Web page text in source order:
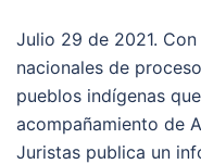
Julio 29 de 2021.
nacionales de
pueblos indígenas
acompañamiento de
Juristas publica un